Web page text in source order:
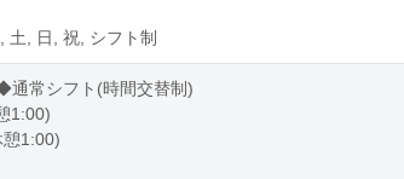
土, 日, 祝, シフト制
通常シフト(時間交替制)
1:00)
1:00)